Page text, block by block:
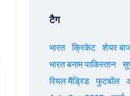
टैग
भारत क्रिकेट
शेयर
भारत बनाम पाकिस्तान
रियल मैड्रिड
फुटबॉल